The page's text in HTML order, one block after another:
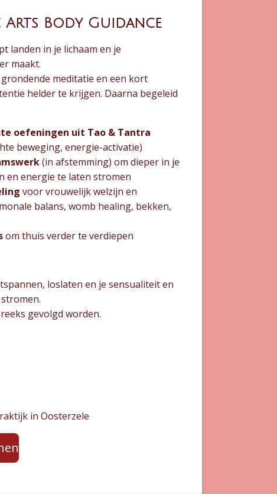
Arts Body Guidance
landen in je lichaam en je
maakt.
meditatie en een kort
helder te krijgen. Daarna begeleid
oefeningen uit Tao & Tantra
beweging, energie-activatie)
(in afstemming) om dieper in je
en energie te laten stromen
voor vrouwelijk welzijn en
balans, womb healing, bekken,
om thuis verder te verdiepen
loslaten en je sensualiteit en
gevolgd worden.
in Oosterzele